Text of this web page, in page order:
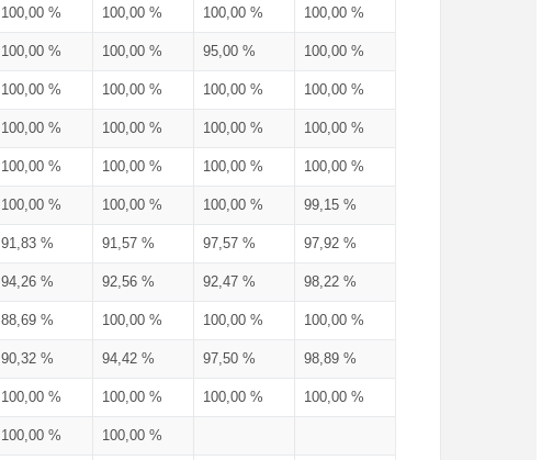
100,00 % 100,00 % 100,00 % 100,00 %
100,00 % 100,00 % 95,00 % 100,00 %
100,00 % 100,00 % 100,00 % 100,00 %
100,00 % 100,00 % 100,00 % 100,00 %
100,00 % 100,00 % 100,00 % 100,00 %
100,00 % 100,00 % 100,00 % 99,15 %
91,83 % 91,57 % 97,57 % 97,92 %
94,26 % 92,56 % 92,47 % 98,22 %
88,69 % 100,00 % 100,00 % 100,00 %
90,32 % 94,42 % 97,50 % 98,89 %
100,00 % 100,00 % 100,00 % 100,00 %
100,00 % 100,00 %